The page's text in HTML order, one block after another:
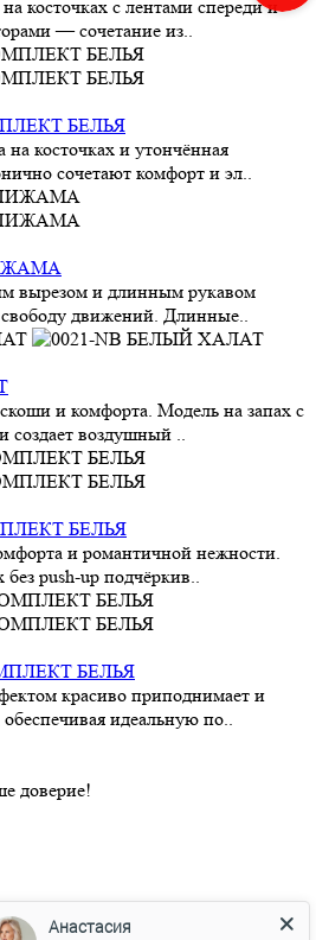
косточках с лентами спереди и
— сочетание из..
БЕЛЬЯ
косточках и утончённая
сочетают комфорт и эл..
вырезом и длинным рукавом
движений. Длинные..
и комфорта. Модель на запах с
воздушный ..
БЕЛЬЯ
и романтичной нежности.
push-up подчёркив..
БЕЛЬЯ
красиво приподнимает и
идеальную по..
доверие!
Анастасия